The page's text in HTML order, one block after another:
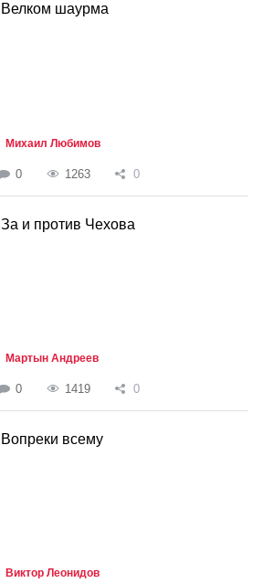
Велком шаурма
Михаил Любимов
0 1263 0
За и против Чехова
Мартын Андреев
0 1419 0
Вопреки всему
Виктор Леонидов